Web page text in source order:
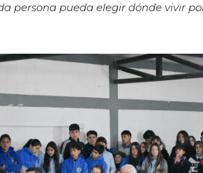
persona pueda elegir dónde vivir